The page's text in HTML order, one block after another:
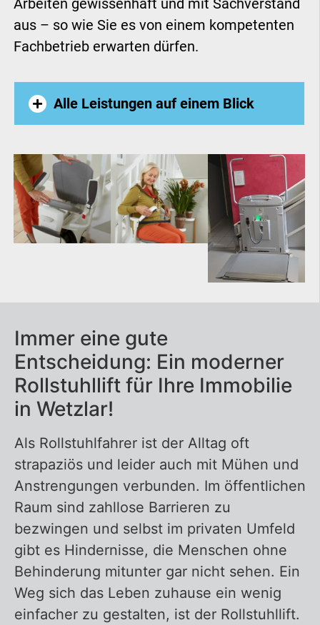
Arbeiten gewissenhaft und mit Sachverstand
aus – so wie Sie es von einem kompetenten
Fachbetrieb erwarten dürfen.
Alle Leistungen auf einem Blick
Außenlift
Homelift
Hublift
Seniorenlift
Treppenaufzug
Treppenlift
Zurück zur Übersicht – Rollstuhllift
Immer eine gute
Entscheidung: Ein moderner
Rollstuhllift für Ihre Immobilie
in Wetzlar!
Als Rollstuhlfahrer ist der Alltag oft
strapaziös und leider auch mit Mühen und
Anstrengungen verbunden. Im öffentlichen
Raum sind zahllose Barrieren zu
bezwingen und selbst im privaten Umfeld
gibt es Hindernisse, die Menschen ohne
Behinderung mitunter gar nicht sehen. Ein
Weg sich das Leben zuhause ein wenig
einfacher zu gestalten, ist der Rollstuhllift.